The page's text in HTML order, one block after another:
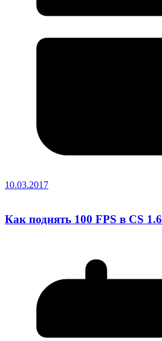
10.03.2017
Как поднять 100 FPS в CS 1.6